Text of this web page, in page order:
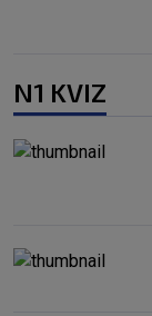
N1 KVIZ